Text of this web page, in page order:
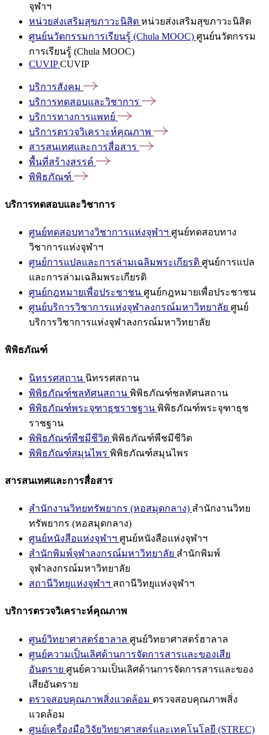
จุฬาฯ
หน่วยส่งเสริมสุขภาวะนิสิต หน่วยส่งเสริมสุขภาวะนิสิต
ศูนย์นวัตกรรมการเรียนรู้ (Chula MOOC) ศูนย์นวัตกรรม
การเรียนรู้ (Chula MOOC)
CUVIPCUVIP
บริการสังคม
บริการทดสอบและวิชาการ
บริการทางการแพทย์
บริการตรวจวิเคราะห์คุณภาพ
สารสนเทศและการสื่อสาร
พื้นที่สร้างสรรค์
พิพิธภัณฑ์
บริการทดสอบและวิชาการ
ศูนย์ทดสอบทางวิชาการแห่งจุฬาฯ ศูนย์ทดสอบทาง
วิชาการแห่งจุฬาฯ
ศูนย์การแปลและการล่ามเฉลิมพระเกียรติ ศูนย์การแปล
และการล่ามเฉลิมพระเกียรติ
ศูนย์กฎหมายเพื่อประชาชน ศูนย์กฎหมายเพื่อประชาชน
ศูนย์บริการวิชาการแห่งจุฬาลงกรณ์มหาวิทยาลัย ศูนย์
บริการวิชาการแห่งจุฬาลงกรณ์มหาวิทยาลัย
พิพิธภัณฑ์
นิทรรศสถาน นิทรรศสถาน
พิพิธภัณฑ์ชลทัศนสถาน พิพิธภัณฑ์ชลทัศนสถาน
พิพิธภัณฑ์พระจุฑาธุชราชฐาน พิพิธภัณฑ์พระจุฑาธุช
ราชฐาน
พิพิธภัณฑ์พืชมีชีวิต พิพิธภัณฑ์พืชมีชีวิต
พิพิธภัณฑ์สมุนไพร พิพิธภัณฑ์สมุนไพร
สารสนเทศและการสื่อสาร
สำนักงานวิทยทรัพยากร (หอสมุดกลาง) สำนักงานวิทย
ทรัพยากร (หอสมุดกลาง)
ศูนย์หนังสือแห่งจุฬาฯ ศูนย์หนังสือแห่งจุฬาฯ
สำนักพิมพ์จุฬาลงกรณ์มหาวิทยาลัย สำนักพิมพ์
จุฬาลงกรณ์มหาวิทยาลัย
สถานีวิทยุแห่งจุฬาฯ สถานีวิทยุแห่งจุฬาฯ
บริการตรวจวิเคราะห์คุณภาพ
ศูนย์วิทยาศาสตร์ฮาลาล ศูนย์วิทยาศาสตร์ฮาลาล
ศูนย์ความเป็นเลิศด้านการจัดการสารและของเสีย
อันตราย ศูนย์ความเป็นเลิศด้านการจัดการสารและของ
เสียอันตราย
ตรวจสอบคุณภาพสิ่งแวดล้อม ตรวจสอบคุณภาพสิ่ง
แวดล้อม
ศูนย์เครื่องมือวิจัยวิทยาศาสตร์และเทคโนโลยี (STREC)